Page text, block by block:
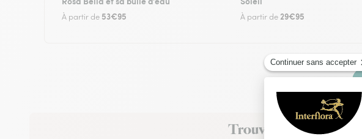
À partir de 53€95 À partir de 29€95
Trouvez un fleuriste